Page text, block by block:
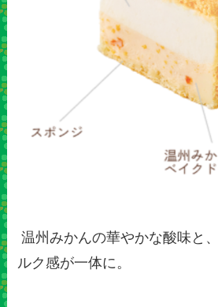
温州みかんの華やかな酸味と
ルク感が一体に。